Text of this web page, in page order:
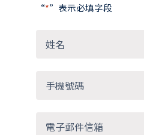
“*”表示必填字段